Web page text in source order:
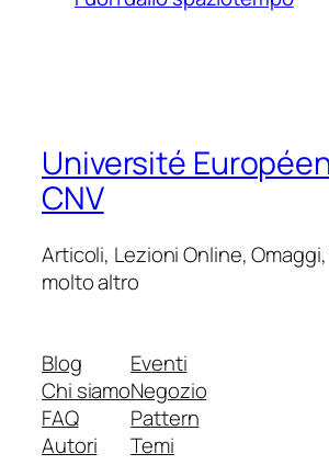
Université
CNV
Articoli, Lezioni Online,
molto altro
Blog
Chi siamo
FAQ
Autori
Eventi
Negozio
Pattern
Temi